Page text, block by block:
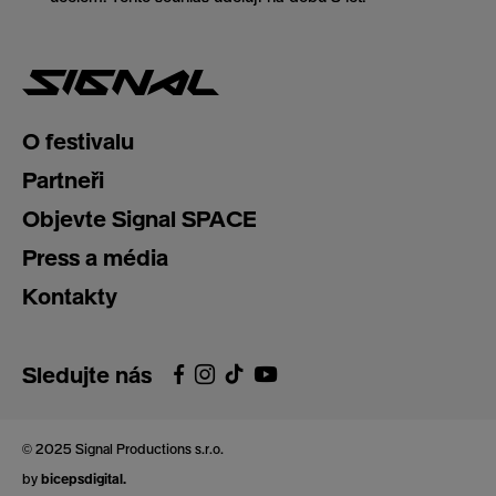
O festivalu
Partneři
Objevte Signal SPACE
Press a média
Kontakty
Sledujte nás
© 2025 Signal Productions s.r.o.
by bicepsdigital.